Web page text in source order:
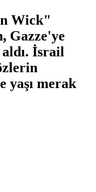
Wick"
Gazze'ye
İsrail
yaşı merak